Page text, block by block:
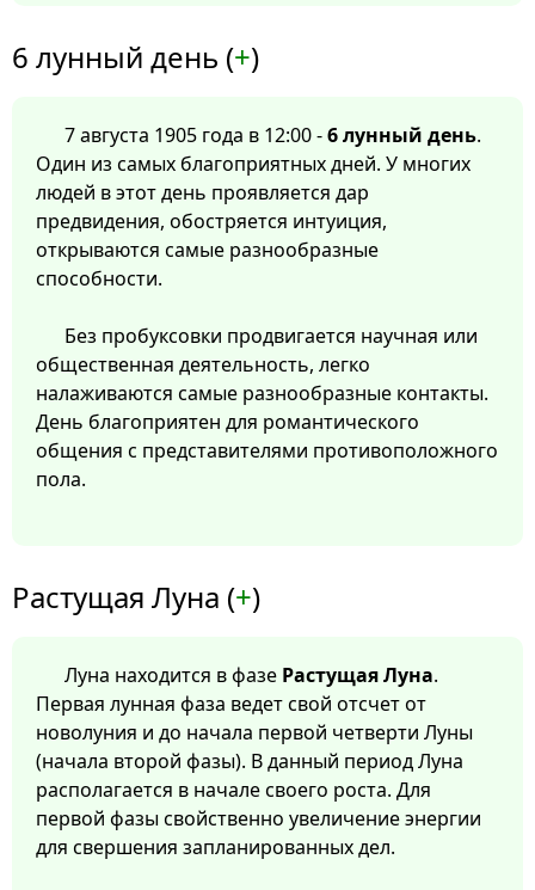
6 лунный день (+)
7 августа 1905 года в 12:00 -6 лунный день.
Один из самых благоприятных дней. У многих
людей в этот день проявляется дар
предвидения, обостряется интуиция,
открываются самые разнообразные
способности.
Без пробуксовки продвигается научная или
общественная деятельность, легко
налаживаются самые разнообразные контакты.
День благоприятен для романтического
общения с представителями противоположного
пола.
Растущая Луна (+)
Луна находится в фазе Растущая Луна.
Первая лунная фаза ведет свой отсчет от
новолуния и до начала первой четверти Луны
(начала второй фазы). В данный период Луна
располагается в начале своего роста. Для
первой фазы свойственно увеличение энергии
для свершения запланированных дел.